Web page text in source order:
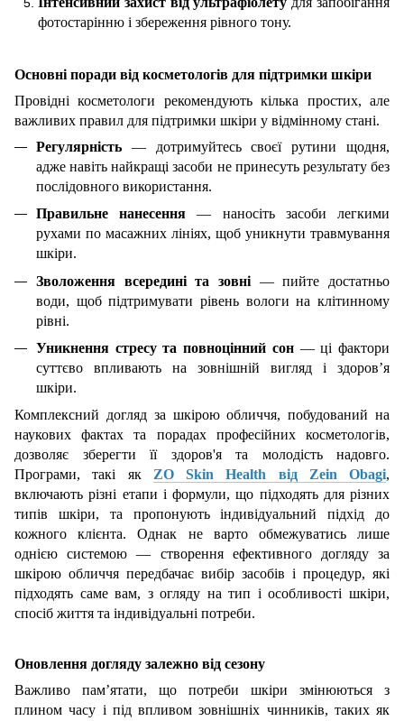
фотостарінню і збереження рівного тону.
Основні поради від косметологів для підтримки шкіри
Провідні косметологи рекомендують кілька простих, але
важливих правил для підтримки шкіри у відмінному стані.
Регулярність — дотримуйтесь своєї рутини щодня,
адже навіть найкращі засоби не принесуть результату без
послідовного використання.
Правильне нанесення — наносіть засоби легкими
рухами по масажних лініях, щоб уникнути травмування
шкіри.
Зволоження всередині та зовні — пийте достатньо
води, щоб підтримувати рівень вологи на клітинному
рівні.
Уникнення стресу та повноцінний сон— ці фактори
суттєво впливають на зовнішній вигляд і здоров’я
шкіри.
Комплексний догляд за шкірою обличчя, побудований на
наукових фактах та порадах професійних косметологів,
дозволяє зберегти її здоров'я та молодість надовго.
Програми, такі як ZO Skin Health від Zein Obagi,
включають різні етапи і формули, що підходять для різних
типів шкіри, та пропонують індивідуальний підхід до
кожного клієнта. Однак не варто обмежуватись лише
однією системою — створення ефективного догляду за
шкірою обличчя передбачає вибір засобів і процедур, які
підходять саме вам, з огляду на тип і особливості шкіри,
спосіб життя та індивідуальні потреби.
Оновлення догляду залежно від сезону
Важливо пам’ятати, що потреби шкіри змінюються з
плином часу і під впливом зовнішніх чинників, таких як